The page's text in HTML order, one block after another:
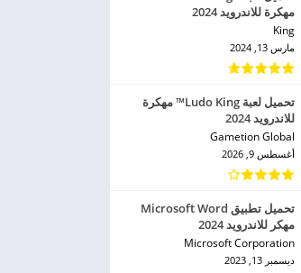
مهكرة للاندرويد 2024
King‏
مارس 13, 2024
تحميل لعبة Ludo King™ مهكرة
للاندرويد 2024
Gametion Global‏
أغسطس 9, 2026
تحميل تطبيق Microsoft Word
مهكر للاندرويد 2024
Microsoft Corporation‏
ديسمبر 13, 2023